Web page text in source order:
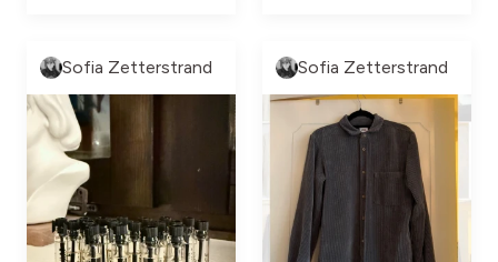
Sofia Zetterstrand Sofia Zetterstrand